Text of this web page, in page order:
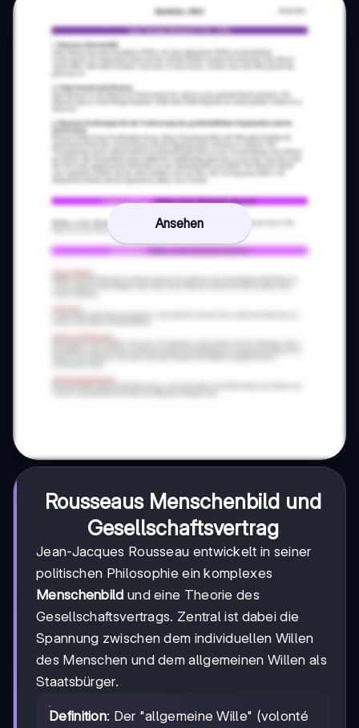
Ansehen
Rousseaus Menschenbild und
Gesellschaftsvertrag
Jean-Jacques Rousseau entwickelt in seiner
politischen Philosophie ein komplexes
Menschenbild und eine Theorie des
Gesellschaftsvertrags. Zentral ist dabei die
Spannung zwischen dem individuellen Willen
des Menschen und dem allgemeinen Willen als
Staatsbürger.
Definition: Der "allgemeine Wille" (volonté